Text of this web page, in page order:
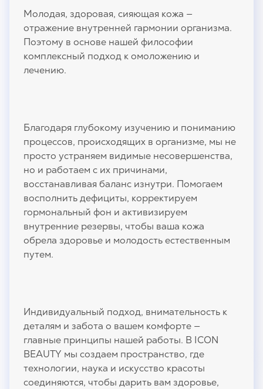
Молодая, здоровая, сияющая кожа —
отражение внутренней гармонии организма.
Поэтому в основе нашей философии
комплексный подход к омоложению и
лечению.
Благодаря глубокому изучению и пониманию
процессов, происходящих в организме, мы не
просто устраняем видимые несовершенства,
но и работаем с их причинами,
восстанавливая баланс изнутри. Помогаем
восполнить дефициты, корректируем
гормональный фон и активизируем
внутренние резервы, чтобы ваша кожа
обрела здоровье и молодость естественным
путем.
Индивидуальный подход, внимательность к
деталям и забота о вашем комфорте —
главные принципы нашей работы. В ICON
BEAUTY мы создаем пространство, где
технологии, наука и искусство красоты
соединяются, чтобы дарить вам здоровье,